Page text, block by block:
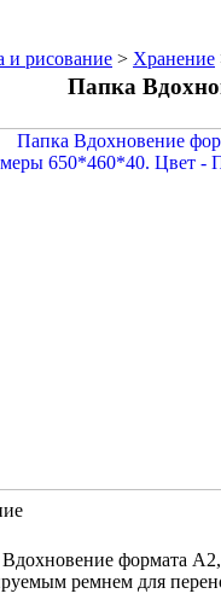
и рисование > Хранение
Папка
формата
ремнем для